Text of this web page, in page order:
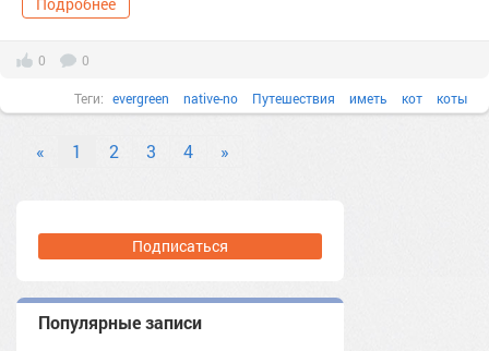
0 0
Теги: evergreen native-no Путешествия иметь кот коты
« 1 2 3 4 »
Подписаться
Популярные записи